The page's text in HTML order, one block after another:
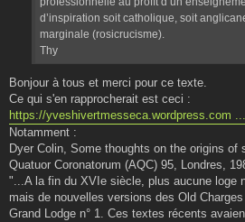
d’inspiration soit catholique, soit
marginale (rosicrucisme).
Thy
Bonjour à tous et merci pour ce texte.
Ce qui s'en rapprocherait est ceci :
https://yveshivertmesseca.wordpress.com
Notamment :
Dyer Colin, Some thoughts on the origins of
Quatuor Coronatorum (AQC) 95, Londres,
"...A la fin du XVIe siècle, plus aucune loge
mais de nouvelles versions des Old
Grand Lodge n° 1. Ces textes récents